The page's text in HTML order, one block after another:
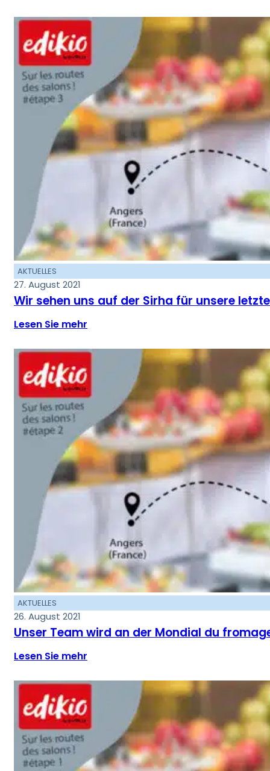
AKTUELLES
27. August 2021
Wir sehen uns auf der Sirha für unsere
Lesen Sie mehr
AKTUELLES
26. August 2021
Unser Team wird an der Mondial du
Lesen Sie mehr